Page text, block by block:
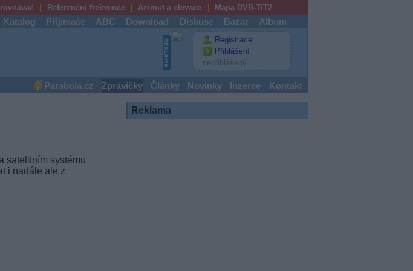
Referenční frekvence Azimut a elevace Mapa DVB-T/T2
Katalog Přijímače ABC Download Diskuse Bazar Album
Registrace
Přihlášení
nepřihlášený
Parabola.cz Zprávičky Články Novinky Inzerce Kontakt
satelitním systému
i nadále ale z
Reklama